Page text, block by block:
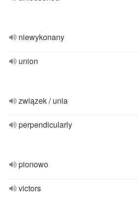
niewykonany
union
związek / unia
perpendicularly
pionowo
victors